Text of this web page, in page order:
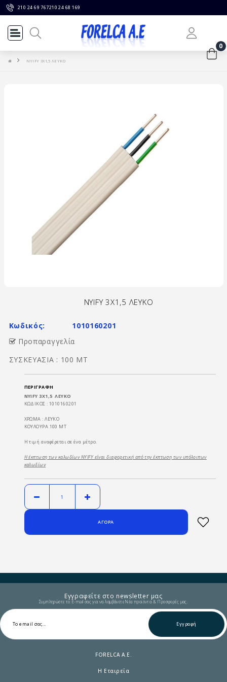
210 24 69 767210 24 68 169
0
NYIFY 3Χ1,5 ΛΕΥΚΟ
NYIFY 3Χ1,5 ΛΕΥΚΟ
Κωδικός:
1010160201
Προπαραγγελία
ΣΥΣΚΕΥΑΣΙΑ : 100 ΜΤ
ΠΕΡΙΓΡΑΦΉ
NYIFY 3Χ1,5 ΛΕΥΚΟ
ΚΩΔΙΚΟΣ : 1010160201
ΧΡΩΜΑ : ΛΕΥΚΟ
ΚΟΥΛΟΥΡΑ 100 ΜΤ
Η τιμή αναφέρεται σε ένα μέτρο.
Η έκπτωση των καλωδίων NYIFY είναι διαφορετική από την έκπτωση των υπόλοιπων
καλωδίων
Εγγραφείτε στο newsletter μας
Συμπληρώστε το E-mail σας για να λαμβάνετε Νέα προϊόντα & Προσφορές μας.
Εγγραφή
FORELCA A.E.
Η Εταιρεία